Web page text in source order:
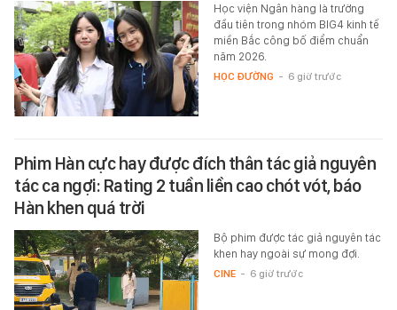
Học viện Ngân hàng là trường
đầu tiên trong nhóm BIG4 kinh tế
miền Bắc công bố điểm chuẩn
năm 2026.
HỌC ĐƯỜNG - 6 giờ trước
Phim Hàn cực hay được đích thân tác giả nguyên
tác ca ngợi: Rating 2 tuần liền cao chót vót, báo
Hàn khen quá trời
Bộ phim được tác giả nguyên tác
khen hay ngoài sự mong đợi.
CINE - 6 giờ trước